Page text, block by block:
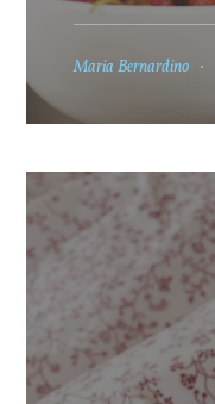
Maria Bernardino